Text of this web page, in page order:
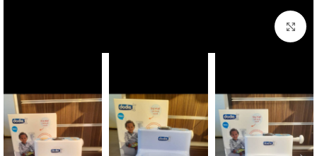
بزرگنمایی تصویر